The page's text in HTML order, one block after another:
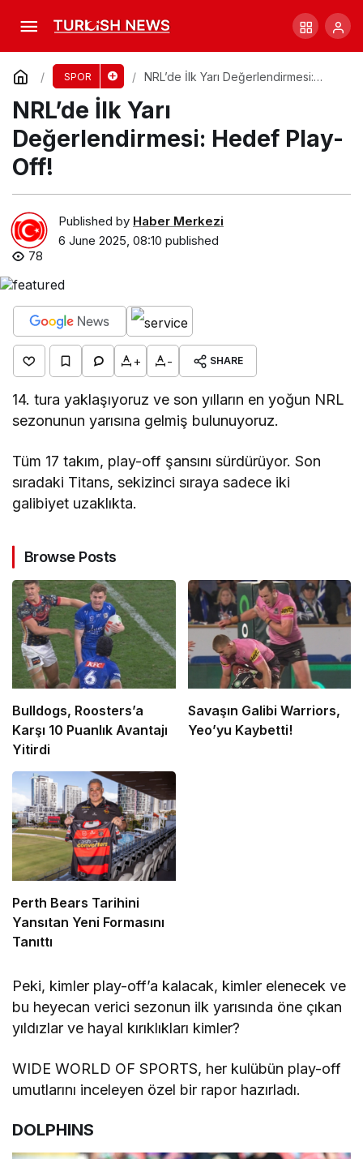
SPOR
NRL’de İlk Yarı Değerlendirmesi:
NRL’de İlk Yarı
Değerlendirmesi: Hedef Play-
Off!
Published by Haber Merkezi
6 June 2025, 08:10 published
78
+ - SHARE
14. tura yaklaşıyoruz ve son yılların en yoğun NRL
sezonunun yarısına gelmiş bulunuyoruz.
Tüm 17 takım, play-off şansını sürdürüyor. Son
sıradaki Titans, sekizinci sıraya sadece iki
galibiyet uzaklıkta.
Browse Posts
Bulldogs, Roosters’a
Karşı 10 Puanlık Avantajı
Yitirdi
Savaşın Galibi Warriors,
Yeo’yu Kaybetti!
Perth Bears Tarihini
Yansıtan Yeni Formasını
Tanıttı
Peki, kimler play-off’a kalacak, kimler elenecek ve
bu heyecan verici sezonun ilk yarısında öne çıkan
yıldızlar ve hayal kırıklıkları kimler?
WIDE WORLD OF SPORTS, her kulübün play-off
umutlarını inceleyen özel bir rapor hazırladı.
DOLPHINS
Aziz Behich’le Avustralya’nın Dünya Kupası
Umudu
Comment